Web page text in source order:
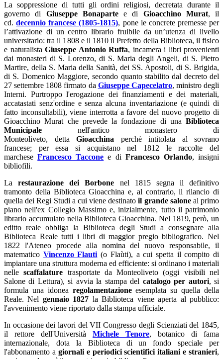
La soppressione di tutti gli ordini religiosi, decretata durante il
governo di Giuseppe Bonapartee di Gioacchino Murat, il
cd.decennio francese (1805-1815), pone le concrete premesse per
l’attivazione di un centro librario fruibile da un’utenza di livello
universitario: tra il 1808 e il 1810 il Prefetto della Biblioteca, il fisico
e naturalista Giuseppe Antonio Ruffa, incamera i libri provenienti
dai monasteri di S. Lorenzo, di S. Maria degli Angeli, di S. Pietro
Martire, della S. Maria della Sanità, dei SS. Apostoli, di S. Brigida,
di S. Domenico Maggiore, secondo quanto stabilito dal decreto del
27 settembre 1808 firmato da Giuseppe Capecelatro, ministro degli
Interni. Purtroppo l'erogazione dei finanziamenti e dei materiali,
accatastati senz'ordine e senza alcuna inventariazione (e quindi di
fatto inconsultabili), viene interrotta a favore del nuovo progetto di
Gioacchino Murat che prevede la fondazione di una Biblioteca
Municipale nell'antico monastero di
Monteoliveto, detta Gioacchina perchè intitolata al sovrano
francese; per essa si acquistano nel 1812 le raccolte del
marcheseFrancesco Taccone e di Francesco Orlando, insigni
bibliofili.
Larestaurazione dei Borbone nel 1815 segna il definitivo
tramonto della Biblioteca Gioacchina e, al contrario, il rilancio di
quella dei Regi Studi a cui viene destinatoil grande saloneal primo
piano nell'ex Collegio Massimo e, inizialmente, tutto il patrimonio
librario accumulato nella Biblioteca Gioacchina. Nel 1819, però, un
editto reale obbliga la Biblioteca degli Studi a consegnare alla
Biblioteca Reale tutti i libri di maggior pregio bibliografico. Nel
1822 l'Ateneo procede alla nomina del nuovo responsabile, il
matematico Vincenzo Flauti (o Flaùti), a cui spetta il compito di
impiantare una struttura moderna ed efficiente: si ordinano i materiali
nellescaffalature trasportate da Monteoliveto (oggi visibili nel
Salone di Lettura), si avvia la stampa del catalogo per autori, si
formula una idonea regolamentazioneesemplata su quella della
Reale. Nel gennaio 1827 la Biblioteca viene aperta al pubblico:
l'avvenimento viene riportato dalla stampa ufficiale.
In occasione dei lavori del VII Congresso degli Scienziati del 1845,
il rettore dell'Università Michele Tenore, botanico di fama
internazionale, dota la Biblioteca di un fondo speciale per
l'abbonamento a giornali e periodici scientifici italiani e stranieri,